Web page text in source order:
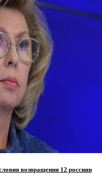
возвращения 12 россиян